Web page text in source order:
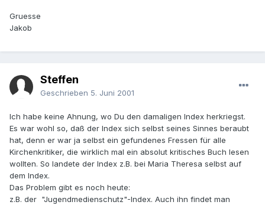
Gruesse
Jakob
Steffen
Geschrieben 5. Juni 2001
Ich habe keine Ahnung, wo Du den damaligen Index herkriegst.
Es war wohl so, daß der Index sich selbst seines Sinnes beraubt
hat, denn er war ja selbst ein gefundenes Fressen für alle
Kirchenkritiker, die wirklich mal ein absolut kritisches Buch lesen
wollten. So landete der Index z.B. bei Maria Theresa selbst auf
dem Index.
Das Problem gibt es noch heute:
z.B. der "Jugendmedienschutz"-Index. Auch ihn findet man